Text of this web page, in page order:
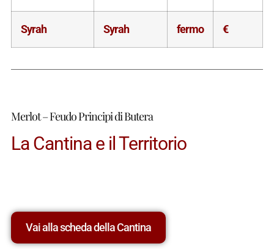
Syrah Syrah fermo €
Merlot – Feudo Principi di Butera
La Cantina e il Territorio
Vai alla scheda della Cantina